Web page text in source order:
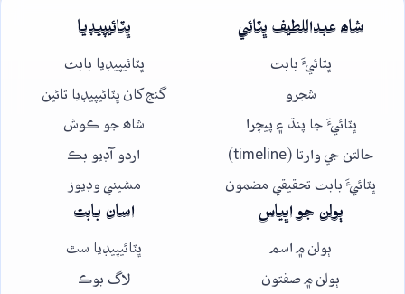
شاھ عبداللطيف ڀٽائي
ڀٽائيءَ بابت
شجرو
ڀٽائيءَ جا پنڌ ۽ پيچرا
حالتن جي وارتا (timeline)
ڀٽائيءَ بابت تحقيقي مضمون
ڀٽائيپيڊيا
ڀٽائيپيڊيا بابت
گنج کان ڀٽائيپيڊيا تائين
شاھ جو ڪوش
اردو آڊيو بڪ
مشيني وڊيوز
ٻولن جو اڀياس
ٻولن ۾ اسم
ٻولن ۾ صفتون
اسان بابت
ڀٽائيپيڊيا سٿ
لاگ بوڪ